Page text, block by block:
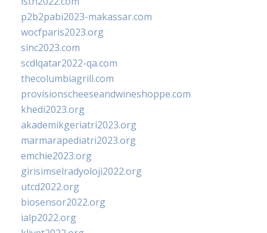
p2b2pabi2023-makassar.com
wocfparis2023.org
sinc2023.com
scdlqatar2022-qa.com
thecolumbiagrill.com
provisionscheeseandwineshoppe.com
khedi2023.org
akademikgeriatri2023.org
marmarapediatri2023.org
emchie2023.org
girisimselradyoloji2022.org
utcd2022.org
biosensor2022.org
ialp2022.org